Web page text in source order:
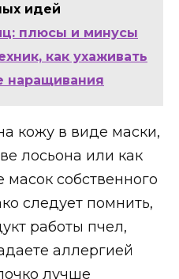
идей
плюсы и минусы
как ухаживать
наращивания
кожу в виде маски,
лосьона или как
масок собственного
следует помнить,
работы пчел,
аллергией
лучше